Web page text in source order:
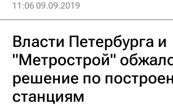
11:06 09.09.2019
Власти Петербурга и
"Метрострой"
решение по
станциям